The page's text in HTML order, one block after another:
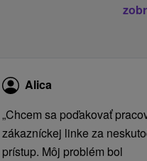
Alica
„Chcem sa poďakovať
zákazníckej linke za
prístup. Môj problém bol